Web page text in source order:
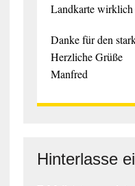
Landkarte wirklich
Danke für den
Herzliche Grüße
Manfred
Hinterlasse